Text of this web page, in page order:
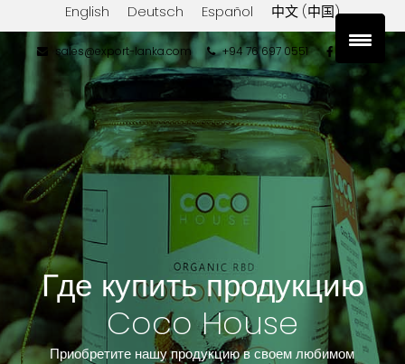
English Deutsch Español 中文 (中国)
sales@export-lanka.com +94 76 697 0551
Где купить продукцию
Coco House
Приобретите нашу продукцию в своем любимом